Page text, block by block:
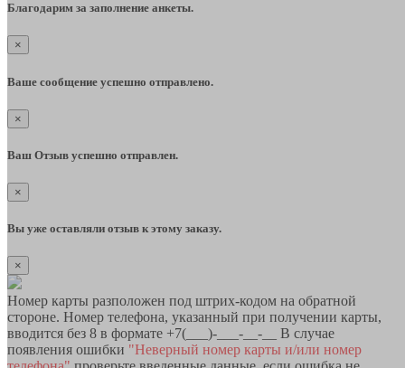
Благодарим за заполнение анкеты.
×
Ваше сообщение успешно отправлено.
×
Ваш Отзыв успешно отправлен.
×
Вы уже оставляли отзыв к этому заказу.
×
Номер карты разположен под штрих-кодом на обратной
стороне. Номер телефона, указанный при получении карты,
вводится без 8 в формате +7(___)-___-__-__ В случае
появления ошибки "Неверный номер карты и/или номер